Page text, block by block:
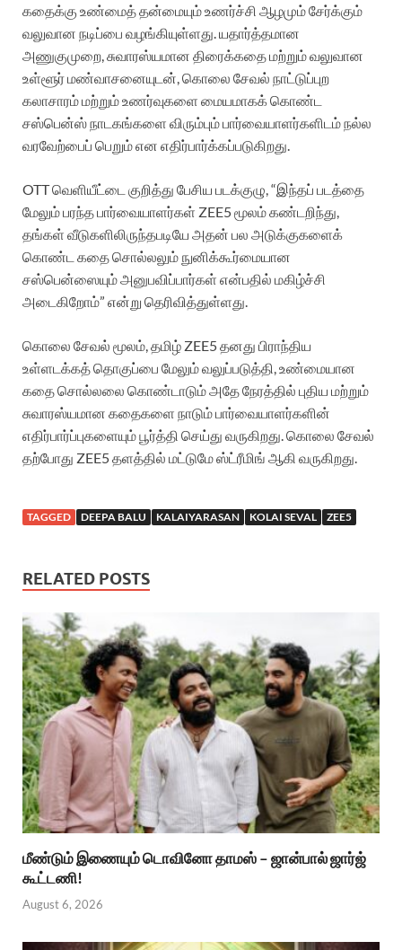
கதைக்கு உண்மைத் தன்மையும் உணர்ச்சி ஆழமும் சேர்க்கும்
வலுவான நடிப்பை வழங்கியுள்ளது. யதார்த்தமான
அணுகுமுறை, சுவாரஸ்யமான திரைக்கதை மற்றும் வலுவான
உள்ளூர் மண்வாசனையுடன், கொலை சேவல் நாட்டுப்புற
கலாசாரம் மற்றும் உணர்வுகளை மையமாகக் கொண்ட
சஸ்பென்ஸ் நாடகங்களை விரும்பும் பார்வையாளர்களிடம் நல்ல
வரவேற்பைப் பெறும் என எதிர்பார்க்கப்படுகிறது.
OTT வெளியீட்டை குறித்து பேசிய படக்குழு, “இந்தப் படத்தை
மேலும் பரந்த பார்வையாளர்கள் ZEE5 மூலம் கண்டறிந்து,
தங்கள் வீடுகளிலிருந்தபடியே அதன் பல அடுக்குகளைக்
கொண்ட கதை சொல்லலும் நுனிக்கூர்மையான
சஸ்பென்ஸையும் அனுபவிப்பார்கள் என்பதில் மகிழ்ச்சி
அடைகிறோம்” என்று தெரிவித்துள்ளது.
கொலை சேவல் மூலம், தமிழ் ZEE5 தனது பிராந்திய
உள்ளடக்கத் தொகுப்பை மேலும் வலுப்படுத்தி, உண்மையான
கதை சொல்லலை கொண்டாடும் அதே நேரத்தில் புதிய மற்றும்
சுவாரஸ்யமான கதைகளை நாடும் பார்வையாளர்களின்
எதிர்பார்ப்புகளையும் பூர்த்தி செய்து வருகிறது. கொலை சேவல்
தற்போது ZEE5 தளத்தில் மட்டுமே ஸ்ட்ரீமிங் ஆகி வருகிறது.
TAGGED DEEPA BALU KALAIYARASAN KOLAI SEVAL ZEE5
RELATED POSTS
மீண்டும் இணையும் டொவினோ தாமஸ் – ஜான்பால் ஜார்ஜ்
கூட்டணி!
August 6, 2026